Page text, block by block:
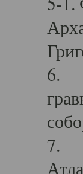
6.
7.